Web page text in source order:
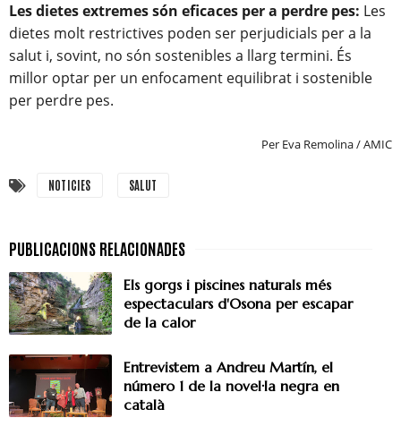
Les dietes extremes són eficaces per a perdre pes: Les
dietes molt restrictives poden ser perjudicials per a la
salut i, sovint, no són sostenibles a llarg termini. És
millor optar per un enfocament equilibrat i sostenible
per perdre pes.
Per Eva Remolina / AMIC
NOTICIES SALUT
Els gorgs i piscines naturals més
espectaculars d'Osona per escapar
de la calor
Entrevistem a Andreu Martín, el
número 1 de la novel·la negra en
català